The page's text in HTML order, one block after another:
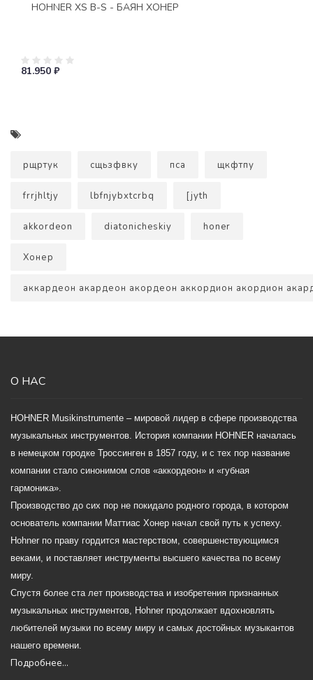
HOHNER XS B-S - БАЯН ХОНЕР
81.950 ₽
рщртук сщьзфвку пса щкфтпу
frrjhltjy lbfnjybxtcrbq [jyth
akkordeon diatonicheskiy honer
Хонер
аккардеон акардеон акордеон аккордион акордион
О НАС
HOHNER Musikinstrumente – мировой лидер в сфере производства
музыкальных инструментов. История компании HOHNER началась
в немецком городке Троссинген в 1857 году, и с тех пор название
компании стало синонимом слов «аккордеон» и «губная
гармоника».
Производство до сих пор не покидало родного города, в котором
основатель компании Маттиас Хонер начал свой путь к успеху.
Hohner по праву гордится мастерством, совершенствующимся
веками, и поставляет инструменты высшего качества по всему
миру.
Спустя более ста лет производства и изобретения признанных
музыкальных инструментов, Hohner продолжает вдохновлять
любителей музыки по всему миру и самых достойных музыкантов
нашего времени.
Подробнее...